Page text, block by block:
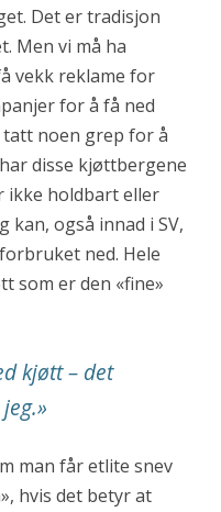
Det er tradisjon
Men vi må ha
vekk reklame for
for å få ned
noen grep for å
disse kjøttbergene
ikke holdbart eller
også innad i SV,
ned. Hele
som er den «fine»
kjøtt – det
»
man får etlite snev
hvis det betyr at